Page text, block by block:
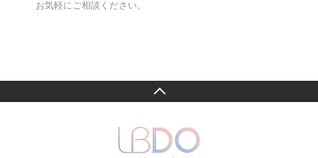
お気軽にご相談ください。